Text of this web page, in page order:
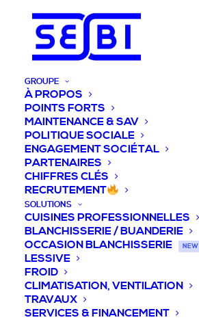
GROUPE
À PROPOS
POINTS FORTS
MAINTENANCE & SAV
POLITIQUE SOCIALE
ENGAGEMENT SOCIÉTAL
PARTENAIRES
CHIFFRES CLÉS
RECRUTEMENT
SOLUTIONS
CUISINES PROFESSIONNELLES
BLANCHISSERIE / BUANDERIE
OCCASION BLANCHISSERIE
NEW
LESSIVE
FROID
CLIMATISATION, VENTILATION
TRAVAUX
SERVICES & FINANCEMENT